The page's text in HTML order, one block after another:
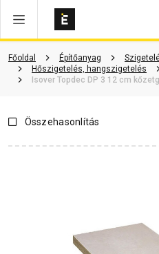
Főoldal Építőanyag
Hőszigetelés, hangszigetelés
Isover Topdec DP 3 12 cm
Vásárlói vélemények Kérdések
Összehasonlítás